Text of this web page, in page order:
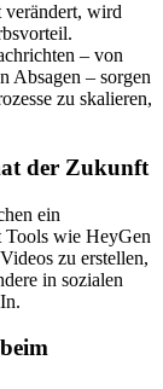
verändert, wird
– von
Absagen – sorgen
zu skalieren,
der Zukunft
ein
wie HeyGen
zu erstellen,
in sozialen